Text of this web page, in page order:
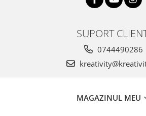
SUPORT
0744490286
MAGAZINUL MEU